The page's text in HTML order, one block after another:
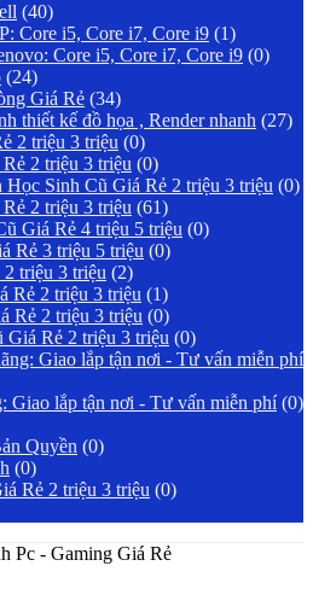
(40)
Core i5, Core i7, Core i9 (1)
Core i5, Core i7, Core i9 (0)
(24)
Giá Rẻ (34)
thiết kế đồ họa , Render nhanh (27)
2 triệu 3 triệu (0)
2 triệu 3 triệu (0)
Sinh Cũ Giá Rẻ 2 triệu 3 triệu (0)
2 triệu 3 triệu (61)
Giá Rẻ 4 triệu 5 triệu (0)
Rẻ 3 triệu 5 triệu (0)
triệu 3 triệu (2)
Rẻ 2 triệu 3 triệu (1)
Rẻ 2 triệu 3 triệu (0)
Rẻ 2 triệu 3 triệu (0)
Giao lắp tận nơi - Tư vấn miễn phí
Giao lắp tận nơi - Tư vấn miễn phí (0)
Quyền (0)
(0)
Rẻ 2 triệu 3 triệu (0)
Pc - Gaming Giá Rẻ